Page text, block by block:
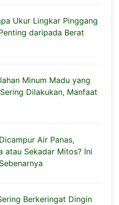
Ukur Lingkar Pinggang
daripada Berat
Minum Madu yang
Dilakukan, Manfaat
Air Panas,
atau Sekadar Mitos? Ini
Berkeringat Dingin